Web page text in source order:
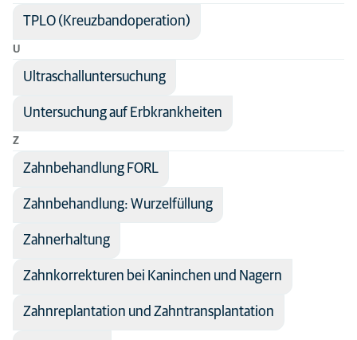
TPLO (Kreuzbandoperation)
U
Ultraschalluntersuchung
Untersuchung auf Erbkrankheiten
Z
Zahnbehandlung FORL
Zahnbehandlung: Wurzelfüllung
Zahnerhaltung
Zahnkorrekturen bei Kaninchen und Nagern
Zahnreplantation und Zahntransplantation